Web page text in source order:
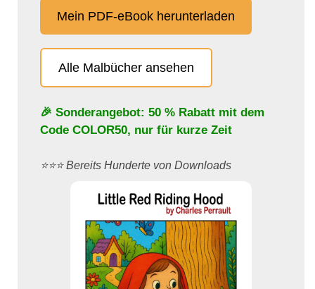
Mein PDF-eBook herunterladen
Alle Malbücher ansehen
🎉 Sonderangebot: 50 % Rabatt mit dem
Code COLOR50, nur für kurze Zeit
⭐️⭐️⭐️ Bereits Hunderte von Downloads